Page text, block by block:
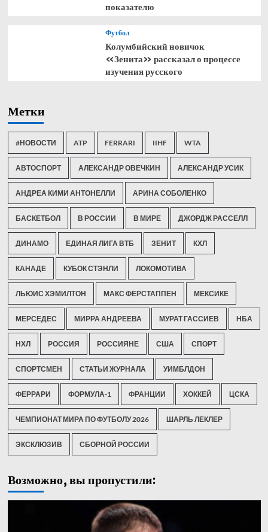
показателю
Футбол
Колумбийский новичок
«Зенита» рассказал о процессе
изучения русского
Метки
#НОВОСТИ ATP FERRARI IIHF WTA
АВТОСПОРТ АЛЕКСАНДР ОВЕЧКИН АЛЕКСАНДР УСИК
АНДРЕА КИМИ АНТОНЕЛЛИ АРИНА СОБОЛЕНКО
БАСКЕТБОЛ В РОССИИ В МИРЕ ДЖОРДЖ РАССЕЛЛ
ДИНАМО ЕДИНАЯ ЛИГА ВТБ ЗЕНИТ КХЛ
КАНАДЕ КУБОК СТЭНЛИ ЛОКОМОТИВА
ЛЬЮИС ХЭМИЛТОН МАКС ФЕРСТАППЕН МЕКСИКЕ
МЕРСЕДЕС МИРРА АНДРЕЕВА МУРАТ ГАССИЕВ НБА
НХЛ РОССИЯ РОССИЯНЕ США СПОРТ
СПОРТСМЕН СТАТЬИ ЖУРНАЛА УИМБЛДОН
ФЕРРАРИ ФОРМУЛА-1 ФРАНЦИИ ХОККЕЙ ЦСКА
ЧЕМПИОНАТ МИРА ПО ФУТБОЛУ 2026 ШАРЛЬ ЛЕКЛЕР
ЭКСКЛЮЗИВ СБОРНОЙ РОССИИ
Возможно, вы пропустили: